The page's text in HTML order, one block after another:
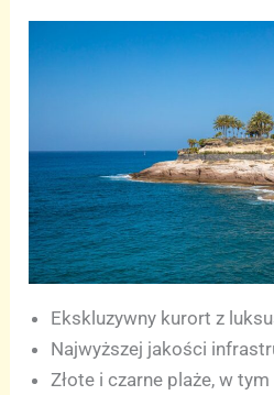
Ekskluzywny kurort z
Najwyższej jakości
Złote i czarne plaże, w tym